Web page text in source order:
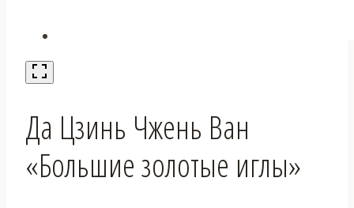
Да Цзинь Чжень Ван
«Большие золотые иглы»